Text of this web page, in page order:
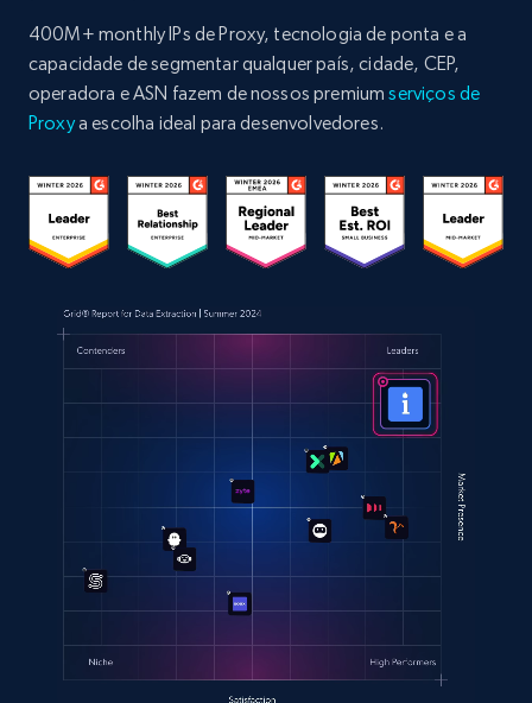
400M+ monthly IPs de Proxy, tecnologia de ponta e a
capacidade de segmentar qualquer país, cidade, CEP,
operadora e ASN fazem de nossos premiumserviços de
Proxya escolha ideal para desenvolvedores.